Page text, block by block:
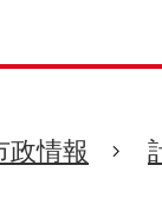
政情報